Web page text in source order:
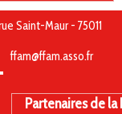
Saint-Maur - 75011
ffam@ffam.asso.fr
Partenaires de la